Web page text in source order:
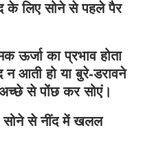
के लिए सोने से पहले पैर
ऊर्जा का प्रभाव होता
आती हो या बुरे-डरावने
से पोंछ कर सोएं।
सोने से नींद में खलल